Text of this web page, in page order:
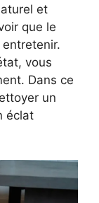
et
que le
entretenir.
vous
Dans ce
un
éclat